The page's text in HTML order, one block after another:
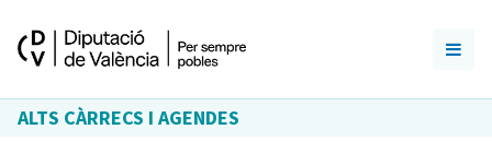
ALTS CÀRRECS I AGENDES